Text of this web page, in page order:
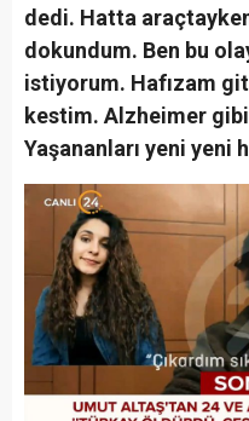
dedi. Hatta
dokundum. Ben bu
istiyorum. Hafızam
kestim. Alzheimer
Yaşananları yeni yeni